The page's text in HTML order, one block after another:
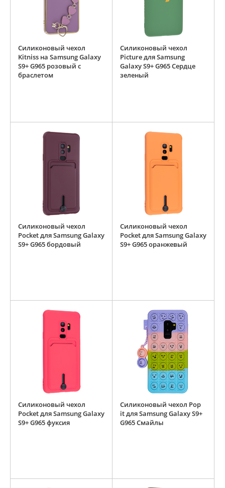
Силиконовый чехол
Kitniss на Samsung Galaxy
S9+ G965 розовый с
браслетом
Силиконовый чехол
Picture для Samsung
Galaxy S9+ G965 Сердце
зеленый
Силиконовый чехол
Pocket для Samsung Galaxy
S9+ G965 бордовый
Силиконовый чехол
Pocket для Samsung Galaxy
S9+ G965 оранжевый
Силиконовый чехол
Pocket для Samsung Galaxy
S9+ G965 фуксия
Силиконовый чехол Pop
it для Samsung Galaxy S9+
G965 Смайлы